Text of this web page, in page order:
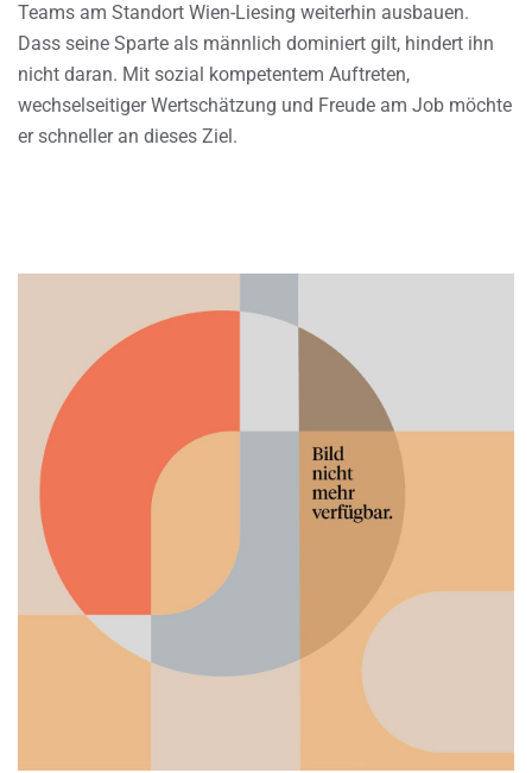
Teams am Standort Wien-Liesing weiterhin ausbauen.
Dass seine Sparte als männlich dominiert gilt, hindert ihn
nicht daran. Mit sozial kompetentem Auftreten,
wechselseitiger Wertschätzung und Freude am Job möchte
er schneller an dieses Ziel.